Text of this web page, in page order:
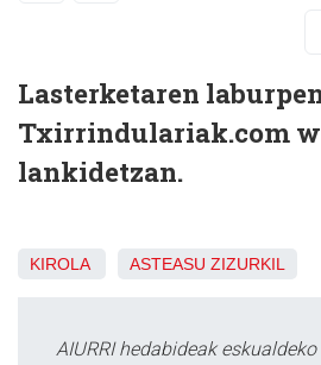
Lasterketaren
Txirrindulariak.com
lankidetzan.
KIROLA ASTEASU ZIZURKIL
AIURRI hedabideak